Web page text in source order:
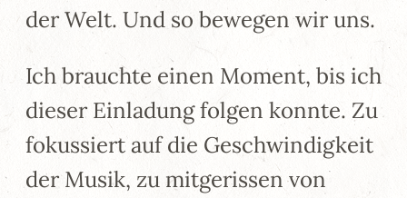
der Welt. Und so bewegen wir uns.
Ich brauchte einen Moment, bis ich
dieser Einladung folgen konnte. Zu
fokussiert auf die Geschwindigkeit
der Musik, zu mitgerissen von